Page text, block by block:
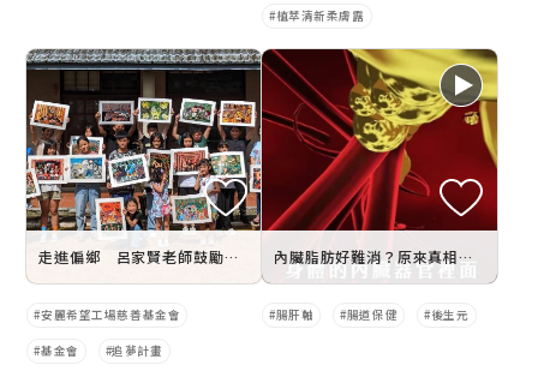
植萃清新柔膚露
走進偏鄉 呂家賢老師鼓勵學生大膽做夢、勇敢追夢
安麗希望工場慈善基金會
基金會 追夢計畫
內臟脂肪好難消？原來真相藏在腸道裡！
腸肝軸 腸道保健 後生元